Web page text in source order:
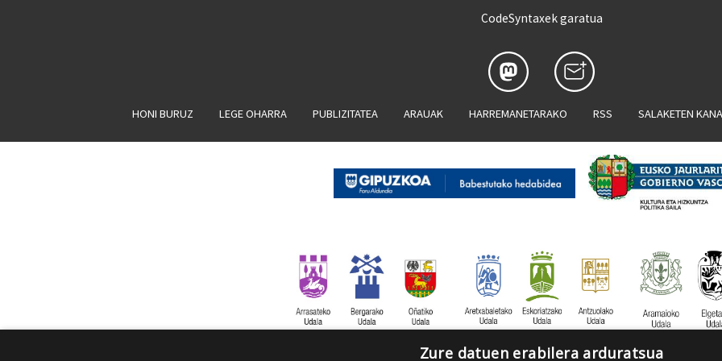
CodeSyntaxek garatua
HONI BURUZ LEGE OHARRA PUBLIZITATEA ARAUAK HARREMANETARAKO RSS SALAKETEN
Zure datuen erabilera arduratsua